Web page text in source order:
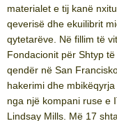
materialet e tij kanë
qeverisë dhe ekuilibrit
qytetarëve. Në fillim të
Fondacionit për Shtyp
qendër në San
hakerimi dhe
nga një kompani ruse e
Lindsay Mills. Më 17